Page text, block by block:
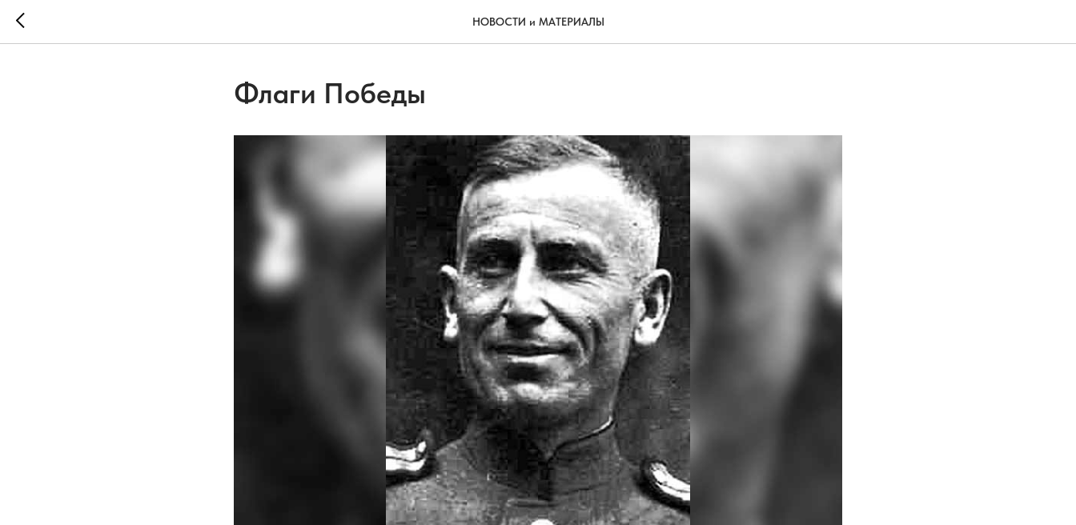
НОВОСТИ и МАТЕРИАЛЫ
Флаги Победы